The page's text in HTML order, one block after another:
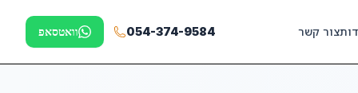
צור קשר 054-374-9584 וואטסאפ